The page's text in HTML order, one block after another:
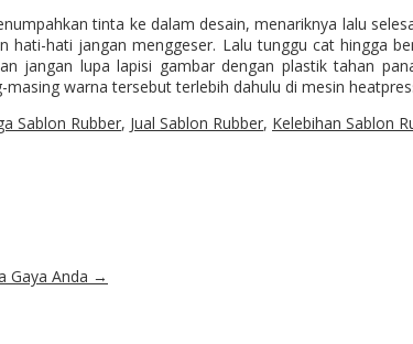
tinta ke dalam desain, menariknya lalu
hati-hati jangan menggeser. Lalu tunggu cat hingga
jangan lupa lapisi gambar dengan plastik tahan
warna tersebut terlebih dahulu di mesin
Sablon Rubber, Jual Sablon Rubber, Kelebihan Sablon
Gaya Anda →